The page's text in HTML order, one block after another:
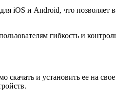
iOS и Android, что
гибкость и
скачать и установить ее на